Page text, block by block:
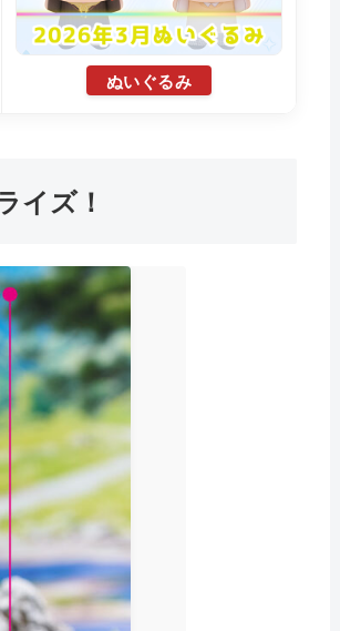
ぬいぐるみ
イズ！